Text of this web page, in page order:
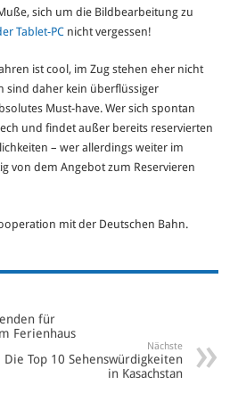
sich um die Bildbearbeitung zu
Tablet-PC nicht vergessen!
ist cool, im Zug stehen eher nicht
sind daher kein überflüssiger
Must-have. Wer sich spontan
und findet außer bereits reservierten
– wer allerdings weiter im
von dem Angebot zum Reservieren
mit der Deutschen Bahn.
für
Ferienhaus
Nächste
Die Top 10 Sehenswürdigkeiten
in Kasachstan